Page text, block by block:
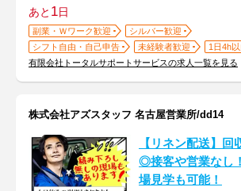
あと 1日
副業・Ｗワーク歓迎
シルバー歓迎
シフト自由・自己申告
未経験者歓迎
1日4h
有限会社トータルサポートサービスの求人一覧を見る
株式会社アズスタッフ 名古屋営業所/dd14
【リネン配送】回
◎接客や営業なし
場見学も可能！